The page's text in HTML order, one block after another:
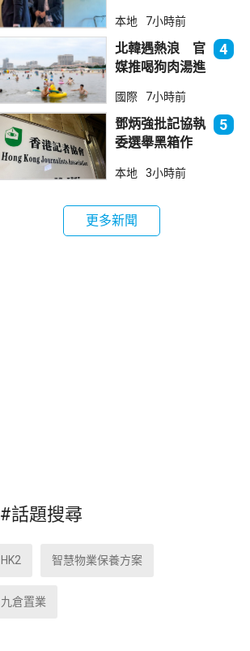
業失當除牌1個
月
本地 7小時前
北韓遇熱浪 官
媒推喝狗肉湯進
4
國際 7小時前
鄧炳強批記協執
委選舉黑箱作
國安一定「釘死
5
本地 3小時前
更多新聞
#話題搜尋
HK2 智慧物業保養方案
九倉置業